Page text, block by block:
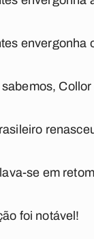
envergonha
se em
foi notável!